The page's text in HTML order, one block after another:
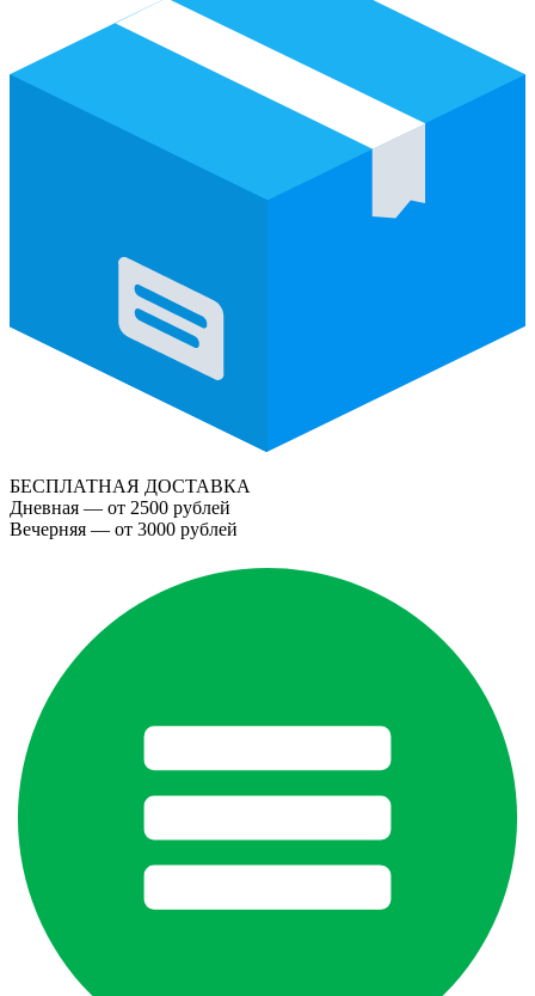
БЕСПЛАТНАЯ ДОСТАВКА
Дневная — от 2500 рублей
Вечерняя — от 3000 рублей